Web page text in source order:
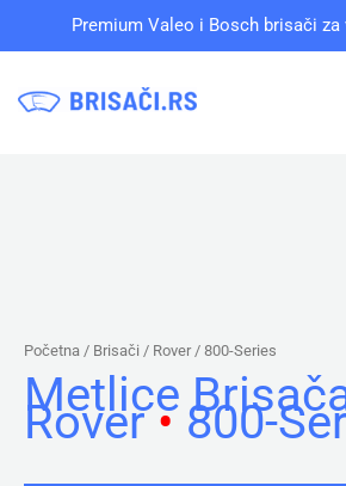
Premium Valeo i Bosch brisači
Početna / Brisači / Rover/ 800-Series
Metlice
Rover•800-